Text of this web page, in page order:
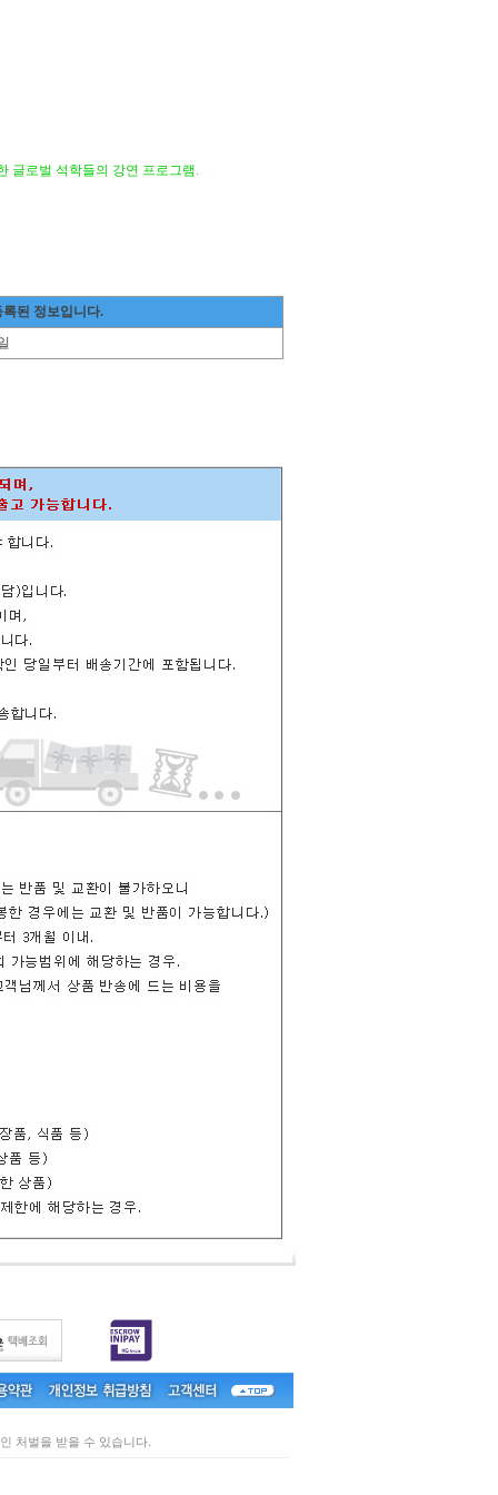
글로벌 석학들의 강연 프로그램.
된 정보입니다.
처벌을 받을 수 있습니다.